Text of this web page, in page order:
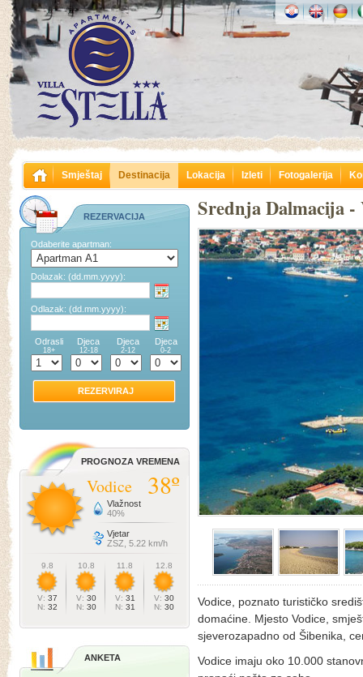
Smještaj Destinacija Lokacija Izleti Fotogalerija
REZERVACIJA
Odaberite apartman:
Dolazak: (dd.mm.yyyy):
Odlazak: (dd.mm.yyyy):
Odrasli
18+
Djeca
12-18
Djeca
2-12
Djeca
0-2
REZERVIRAJ
PROGNOZA VREMENA
38º
Vodice
Vlažnost
40%
Vjetar
ZSZ, 5.22 km/h
9.8
V: 37
N: 32
10.8
V: 30
N: 30
11.8
V: 31
N: 31
12.8
V: 30
N: 30
ANKETA
Srednja Dalmacija -
Vodice, poznato turističko
domaćine. Mjesto Vodice,
sjeverozapadno od Šibenika,
Vodice imaju oko 10.000